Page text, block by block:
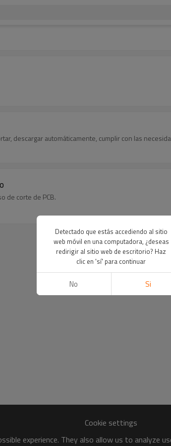
descargar automáticamente, cumplir con las
de corte de PCB.
Cookie settings
experience. They also allow us to analyze
Detectado que estás accediendo al sitio
web móvil en una computadora, ¿deseas
redirigir al sitio web de escritorio? Haz
clic en 'sí' para continuar
No Si